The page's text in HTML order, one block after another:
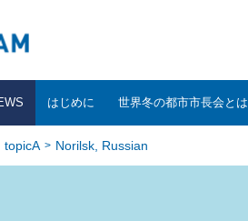
はじめに 世界冬の都市市長会とは
topicA Norilsk, Russian